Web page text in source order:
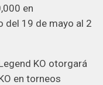
en
del 19 de mayo al 2
KO otorgará
en torneos